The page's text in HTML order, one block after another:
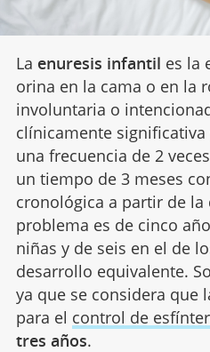
La enuresis infantil es la
orina en la cama o en la
involuntaria o
clínicamente
una frecuencia de 2
un tiempo de 3 meses
cronológica a partir de la
problema es de cinco
niñas y de seis en el de
desarrollo equivalente.
ya que se considera que
para el control de
tres años.